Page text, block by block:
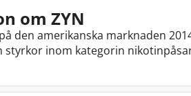
om ZYN
den amerikanska marknaden
styrkor inom kategorin